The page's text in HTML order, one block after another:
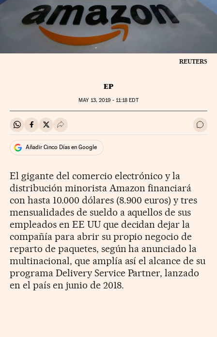
REUTERS
EP
MAY13, 2019 - 11:18 EDT
Compartir en Whatsapp
Compartir en Facebook
Compartir en Twitter
Desplegar Redes Sociales Ir a
Añadir Cinco Días en Google
El gigante del comercio electrónico y la
distribución minorista Amazon financiará
con hasta 10.000 dólares (8.900 euros) y tres
mensualidades de sueldo a aquellos de sus
empleados en EE UU que decidan dejar la
compañía para abrir su propio negocio de
reparto de paquetes, según ha anunciado la
multinacional, que amplía así el alcance de su
programa Delivery Service Partner, lanzado
en el país en junio de 2018.